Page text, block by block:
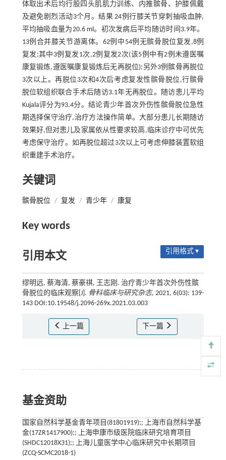
体取出术后均行股四头肌肌力训练、内推髌骨、护膝佩戴
及避免剧烈活动3个月。结果 24例行膝关节穿刺抽吸血肿,
平均抽吸血量为20.6 ml。初次发病后平均随访时间3.9年。
13例合并膝关节游离体。62例中54例无髌骨脱位复发,8例
复发;其中3例复发1次,2例复发2次(该5例中有2例未遵医嘱
康复锻炼,遵医嘱康复锻炼后无再脱位);另外3例髌骨再脱位
3次以上。再脱位3次和4次后考虑复发性髌骨脱位,行髌骨
脱位软组织联合手术后随访3.1年无再脱位。随访患儿平均
Kujala评分为93.4分。结论青少年首次外伤性髌骨脱位急性
期选择保守治疗,治疗方法操作简单。大部分患儿长期随访
效果好,但对患儿及家属依从性要求较高,临床诊疗中可优先
考虑保守治疗。如再脱位超过3次以上可考虑伸膝装置软组
织重建手术治疗。
关键词
髌骨脱位 / 复发 / 青少年 / 康复
Key words
引用本文 引用格式 ▾
缪明远, 蔡海清, 蔡豪祺, 王志刚. 治疗青少年首次外伤性髌
骨脱位的临床观察[J]. 骨科临床与研究杂志, 2021, 6(03): 139-
143 DOI:10.19548/j.2096-269x.2021.03.003
上一篇 下一篇
基金资助
国家自然科学基金青年项目(81801919);; 上海市自然科学基
金(17ZR1417900);; 上海申康市级医院临床研究培育项目
(SHDC12018X31);; 上海儿童医学中心临床研究中长期项目
(ZCQ-SCMC2018-1)